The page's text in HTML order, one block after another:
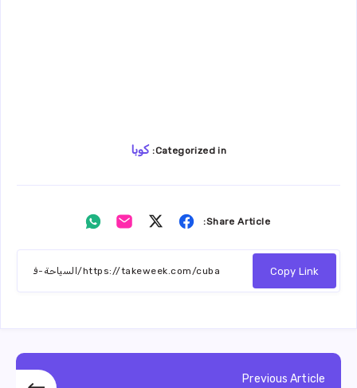
Categorized in: كوبا
Share Article:
Share
Facebook
Share
Twitter
Share
Email
Whatsapp
Copy Link
Previous Article